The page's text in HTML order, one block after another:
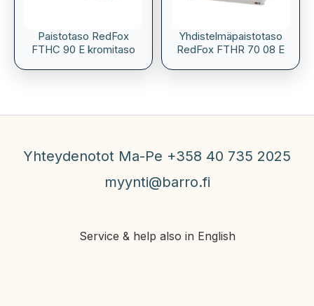
Paistotaso RedFox
FTHC 90 E kromitaso
Yhdistelmäpaistotaso
RedFox FTHR 70 08 E
Yhteydenotot Ma-Pe +358 40 735 2025
myynti@barro.fi
Service & help also in English